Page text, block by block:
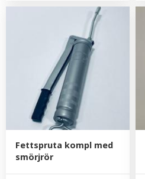
Fettspruta kompl med
smörjrör